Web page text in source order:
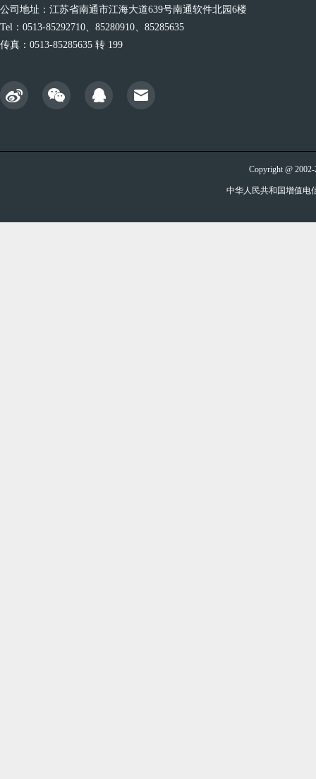
公司地址：江苏省南通市江海大道639号南通软件北园6楼
Tel：0513-85292710、85280910、85285635
传真：0513-85285635 转 199
Copyright @
中华人民共和国增值电